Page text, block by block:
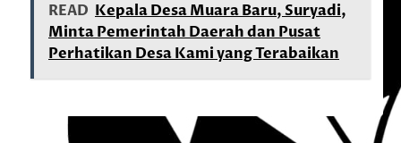
READ Kepala Desa Muara Baru, Suryadi,
Minta Pemerintah Daerah dan Pusat
Perhatikan Desa Kami yang Terabaikan